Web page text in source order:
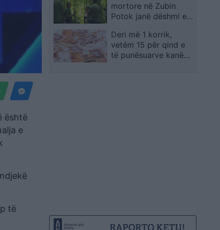
është
e
të
profesioniste
mortore në Zubin
Potok janë dëshmi e
Deri më 1 korrik,
vetëm 15 për qind e
të punësuarve kanë